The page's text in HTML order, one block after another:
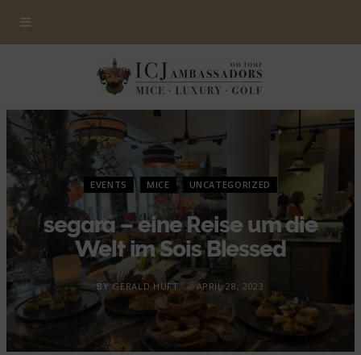
EVENTS MICE UNCATEGORIZED
segara – eine Reise um die
Welt im Sois Blessed
BY GERALD HUFT APRIL 28, 2023